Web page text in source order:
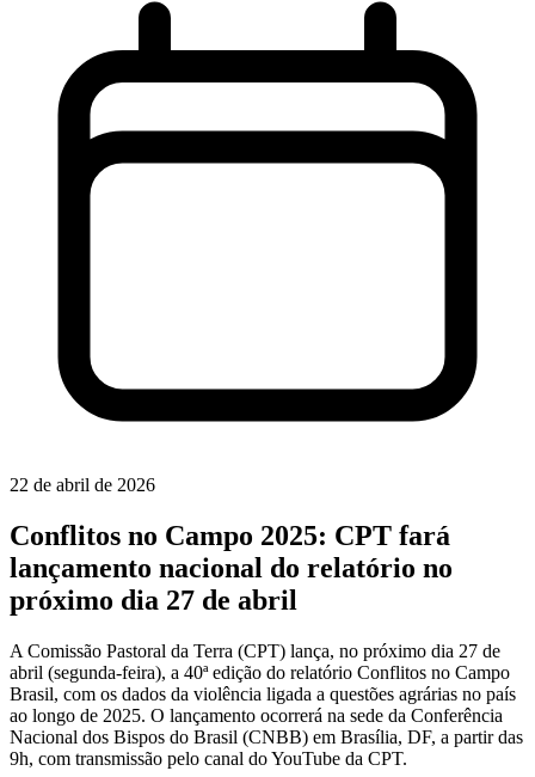
22 de abril de 2026
Conflitos no Campo 2025: CPT fará
lançamento nacional do relatório no
próximo dia 27 de abril
A Comissão Pastoral da Terra (CPT) lança, no próximo dia 27 de
abril (segunda-feira), a 40ª edição do relatório Conflitos no Campo
Brasil, com os dados da violência ligada a questões agrárias no país
ao longo de 2025. O lançamento ocorrerá na sede da Conferência
Nacional dos Bispos do Brasil (CNBB) em Brasília, DF, a partir das
9h, com transmissão pelo canal do YouTube da CPT.